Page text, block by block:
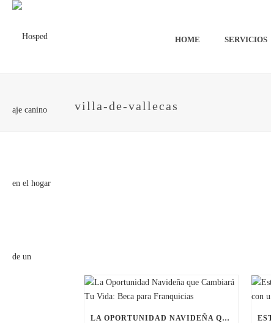
HOME SERVICIOS
villa-de-vallecas
LA OPORTUNIDAD NAVIDEÑA QUE CAMBIARÁ TU VIDA: BECA PARA FRANQUICIAS